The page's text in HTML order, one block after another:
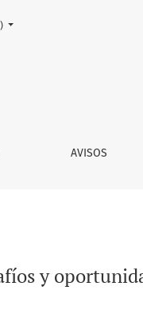
El
AVISOS
El actual es:
y